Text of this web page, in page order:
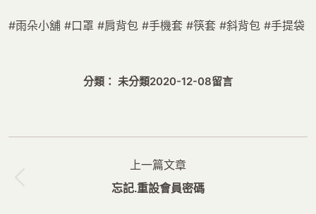
#雨朵小舖 #口罩 #肩背包 #手機套 #筷套 #斜背包 #手提袋
分類： 未分類2020-12-08留言
上一篇文章
上
忘記.重設會員密碼